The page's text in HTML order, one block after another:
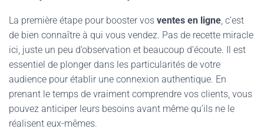
La première étape pour booster vos ventes en ligne, c’est
de bien connaître à qui vous vendez. Pas de recette miracle
ici, juste un peu d’observation et beaucoup d’écoute. Il est
essentiel de plonger dans les particularités de votre
audience pour établir une connexion authentique. En
prenant le temps de vraiment comprendre vos clients, vous
pouvez anticiper leurs besoins avant même qu’ils ne le
réalisent eux-mêmes.